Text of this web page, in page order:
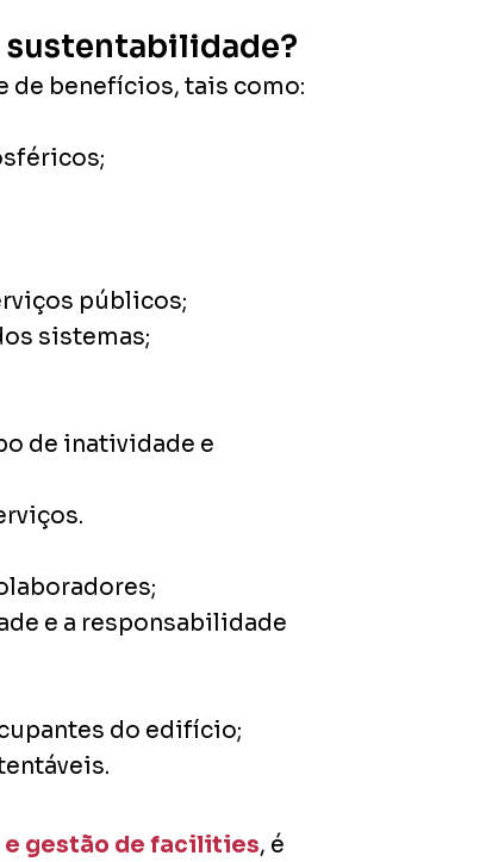
sustentabilidade?
de benefícios, tais como:
públicos;
sistemas;
de inatividade e
e a responsabilidade
do edifício;
e gestão de facilities, é